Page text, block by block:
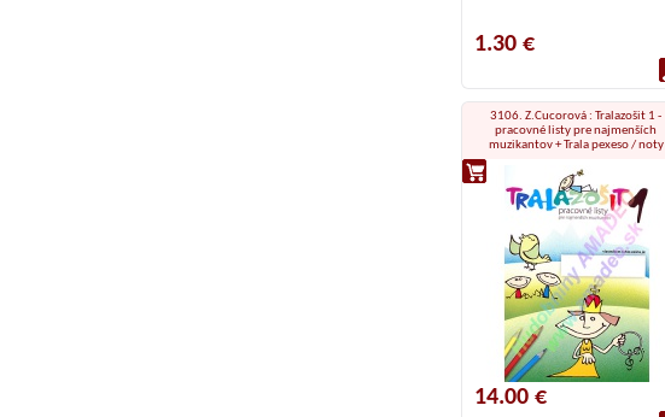
1.30 €
3106. Z.Cucorová : Tralazošit 1 -
pracovné listy pre najmenších
muzikantov + Trala pexeso / noty
14.00 €